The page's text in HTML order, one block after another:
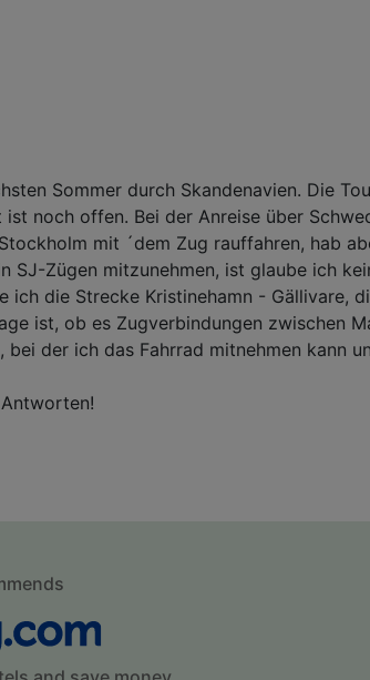
Sommer durch Skandenavien. Die
noch offen. Bei der Anreise über
mit ´dem Zug rauffahren, hab
SJ-Zügen mitzunehmen, ist glaube ich
ich die Strecke Kristinehamn - Gällivare,
ist, ob es Zugverbindungen zwischen
der ich das Fahrrad mitnehmen kann